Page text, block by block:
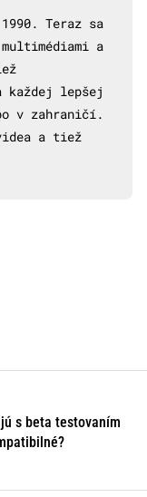
Teraz sa
a
každej lepšej
v zahraničí.
a tiež
s beta testovaním